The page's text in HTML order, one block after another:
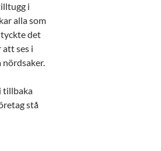
i
alla som
det
ses i
nördsaker.
tillbaka
stå